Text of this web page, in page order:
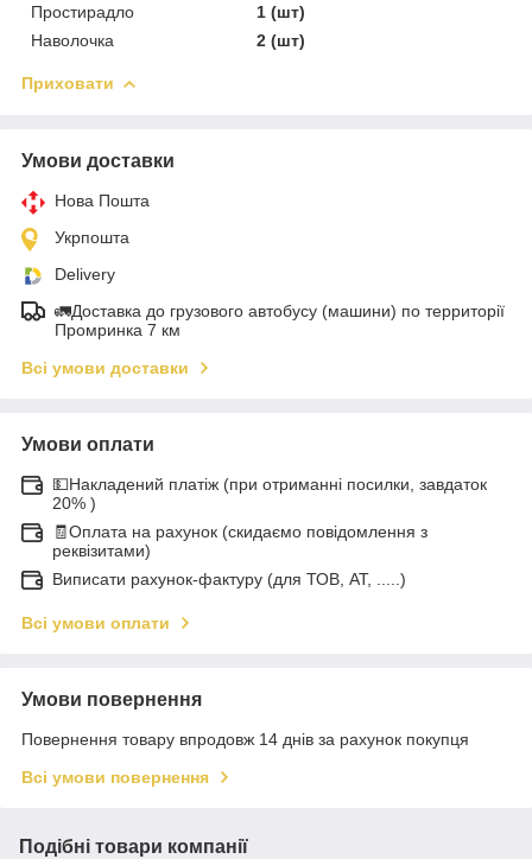
Простирадло
1 (шт)
Наволочка
2 (шт)
Приховати
Умови доставки
Нова Пошта
Укрпошта
Delivery
🚛Доставка до грузового автобусу (машини) по территорії
Промринка 7 км
Всі умови доставки
Умови оплати
💵Накладений платіж (при отриманні посилки, завдаток
20% )
🧾Оплата на рахунок (скидаємо повідомлення з
реквізитами)
Виписати рахунок-фактуру (для ТОВ, АТ, .....)
Всі умови оплати
Умови повернення
Повернення товару впродовж 14 днів за рахунок покупця
Всі умови повернення
Подібні товари компанії